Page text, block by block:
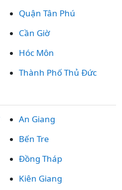
Quận Tân Phú
Cần Giờ
Hóc Môn
Thành Phố Thủ Đức
An Giang
Bến Tre
Đồng Tháp
Kiên Giang